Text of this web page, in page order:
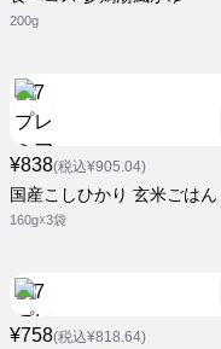
200g
¥838(税込¥905.04)
国産こしひかり 玄米ごはん
160g☓3袋
¥758(税込¥818.64)